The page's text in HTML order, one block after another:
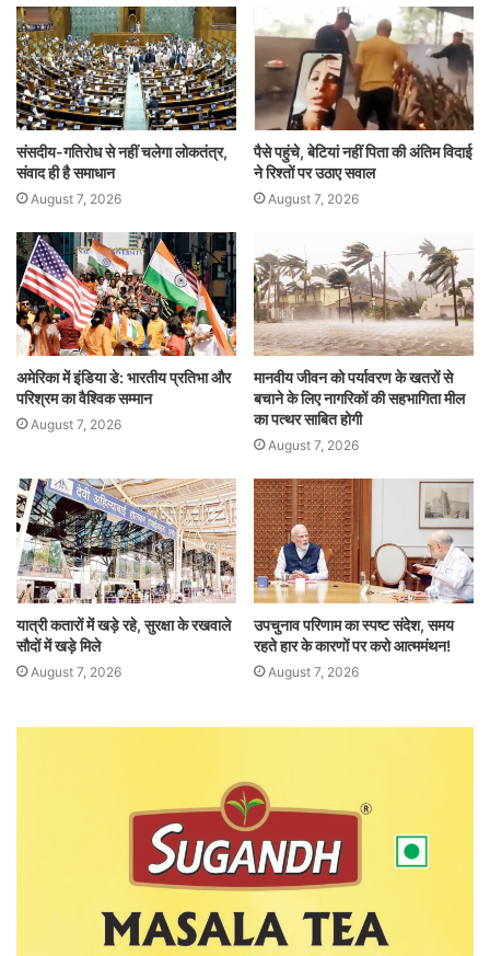
p
p
o
o
k
n
संसदीय-गतिरोध से नहीं चलेगा लोकतंत्र,
संवाद ही है समाधान
August 7, 2026
पैसे पहुंचे, बेटियां नहीं पिता की अंतिम विदाई
ने रिश्तों पर उठाए सवाल
August 7, 2026
अमेरिका में इंडिया डे: भारतीय प्रतिभा और
परिश्रम का वैश्विक सम्मान
August 7, 2026
मानवीय जीवन को पर्यावरण के खतरों से
बचाने के लिए नागरिकों की सहभागिता मील
का पत्थर साबित होगी
August 7, 2026
यात्री कतारों में खड़े रहे, सुरक्षा के रखवाले
सौदों में खड़े मिले
August 7, 2026
उपचुनाव परिणाम का स्पष्ट संदेश, समय
रहते हार के कारणों पर करो आत्ममंथन!
August 7, 2026